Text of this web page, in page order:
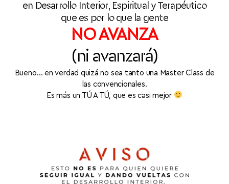
en Desarrollo Interior, Espiritual y Terapéutico
que es por lo que la gente
NO AVANZA
(ni avanzará)
Bueno… en verdad quizá no sea tanto una Master Class de
las convencionales.
Es más un TÚ A TÚ, que es casi mejor